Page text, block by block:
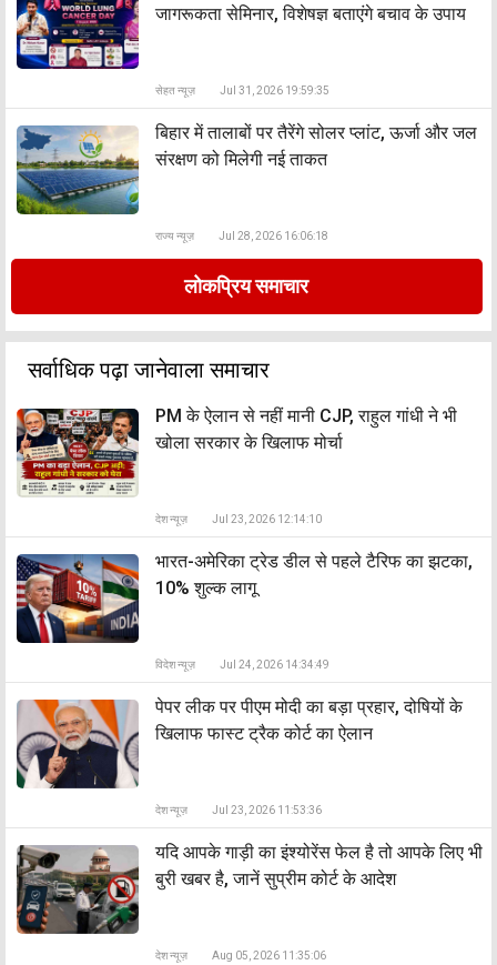
जागरूकता सेमिनार, विशेषज्ञ बताएंगे बचाव के उपाय
सेहत न्यूज़ Jul 31, 2026 19:59:35
बिहार में तालाबों पर तैरेंगे सोलर प्लांट, ऊर्जा और जल
संरक्षण को मिलेगी नई ताकत
राज्य न्यूज़ Jul 28, 2026 16:06:18
लोकप्रिय समाचार
सर्वाधिक पढ़ा जानेवाला समाचार
PM के ऐलान से नहीं मानी CJP, राहुल गांधी ने भी
खोला सरकार के खिलाफ मोर्चा
देश न्यूज़ Jul 23, 2026 12:14:10
भारत-अमेरिका ट्रेड डील से पहले टैरिफ का झटका,
10% शुल्क लागू
विदेश न्यूज़ Jul 24, 2026 14:34:49
पेपर लीक पर पीएम मोदी का बड़ा प्रहार, दोषियों के
खिलाफ फास्ट ट्रैक कोर्ट का ऐलान
देश न्यूज़ Jul 23, 2026 11:53:36
यदि आपके गाड़ी का इंश्योरेंस फेल है तो आपके लिए भी
बुरी खबर है, जानें सुप्रीम कोर्ट के आदेश
देश न्यूज़ Aug 05, 2026 11:35:06